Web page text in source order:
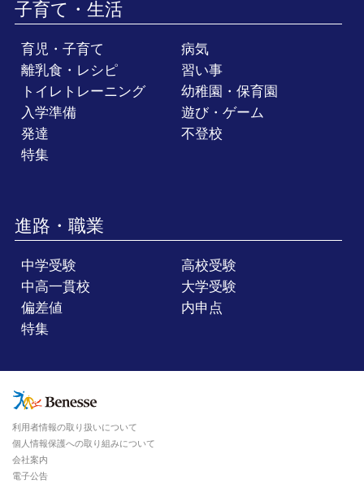
子育て・生活
育児・子育て
病気
離乳食・レシピ
習い事
トイレトレーニング
幼稚園・保育園
入学準備
遊び・ゲーム
発達
不登校
特集
進路・職業
中学受験
高校受験
中高一貫校
大学受験
偏差値
内申点
特集
利用者情報の取り扱いについて
個人情報保護への取り組みについて
会社案内
電子公告